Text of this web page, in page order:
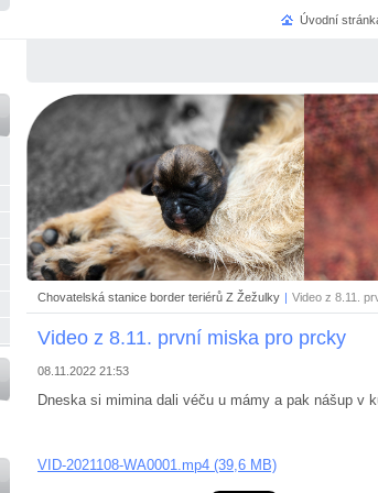
Chovatelská stanice border teriérů Z Žežulky | Video z 8.11.
Video z 8.11. první miska pro prcky
08.11.2022 21:53
Dneska si mimina dali véču u mámy a pak nášup v
VID-2021108-WA0001.mp4 (39,6 MB)
Úvodní